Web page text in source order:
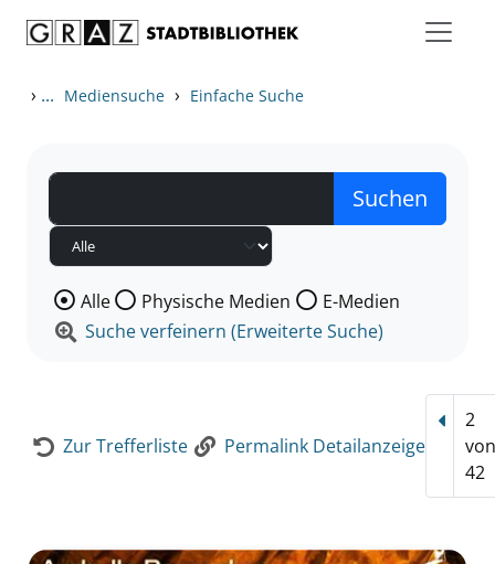
› ... Mediensuche › Einfache Suche
Wählen Sie die Medienart nach der Sie suchen wollen.
Alle Physische Medien
E-Medien
Suche verfeinern (Erweiterte Suche)
Zur Trefferliste Permalink Detailanzeige
2
42